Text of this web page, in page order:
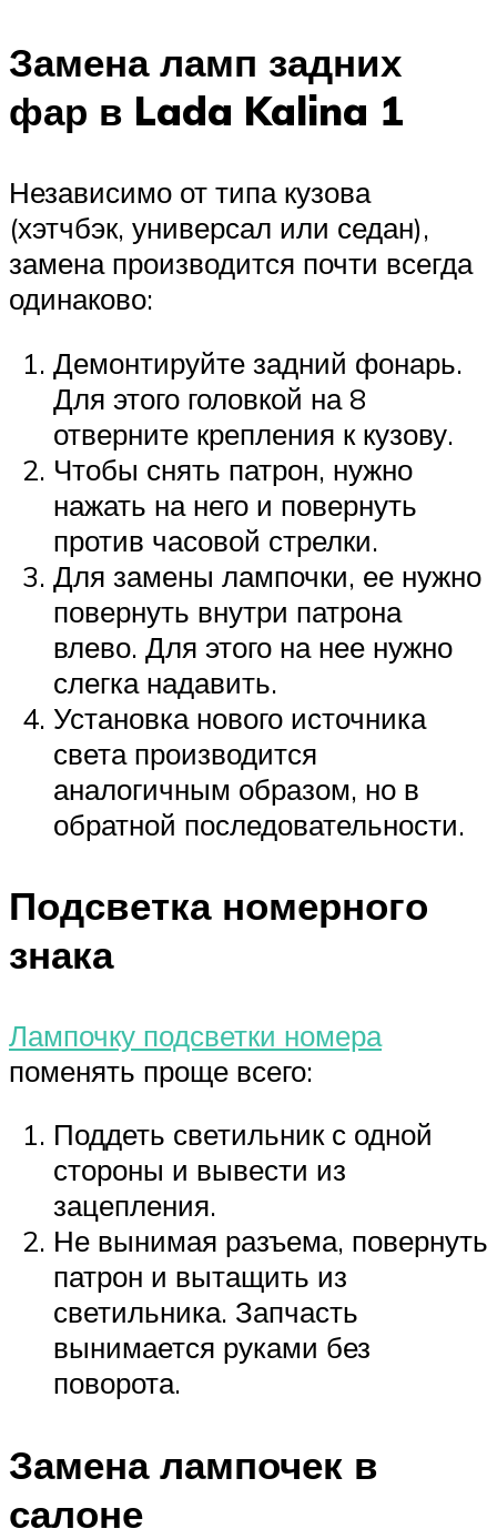
Замена ламп задних
фар в Lada Kalina 1
Независимо от типа кузова
(хэтчбэк, универсал или седан),
замена производится почти всегда
одинаково:
Демонтируйте задний фонарь.
Для этого головкой на 8
отверните крепления к кузову.
Чтобы снять патрон, нужно
нажать на него и повернуть
против часовой стрелки.
Для замены лампочки, ее нужно
повернуть внутри патрона
влево. Для этого на нее нужно
слегка надавить.
Установка нового источника
света производится
аналогичным образом, но в
обратной последовательности.
Подсветка номерного
знака
Лампочку подсветки номера
поменять проще всего:
Поддеть светильник с одной
стороны и вывести из
зацепления.
Не вынимая разъема, повернуть
патрон и вытащить из
светильника. Запчасть
вынимается руками без
поворота.
Замена лампочек в
салоне